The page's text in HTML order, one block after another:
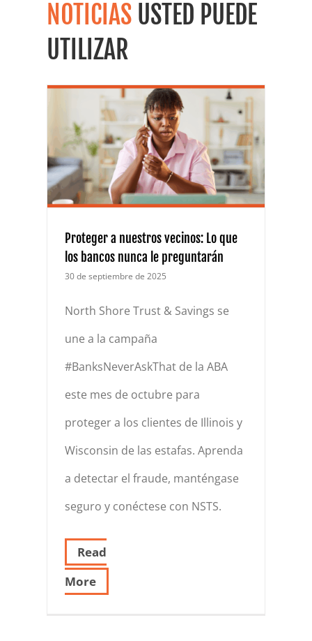
NOTICIAS USTED PUEDE
UTILIZAR
Proteger a nuestros vecinos: Lo que
los bancos nunca le preguntarán
30 de septiembre de 2025
North Shore Trust & Savings se
une a la campaña
#BanksNeverAskThat de la ABA
este mes de octubre para
proteger a los clientes de Illinois y
Wisconsin de las estafas. Aprenda
a detectar el fraude, manténgase
seguro y conéctese con NSTS.
Read
More